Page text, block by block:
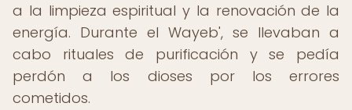
a la limpieza espiritual y la renovación de la
energía. Durante el Wayeb', se llevaban a
cabo rituales de purificación y se pedía
perdón a los dioses por los errores
cometidos.